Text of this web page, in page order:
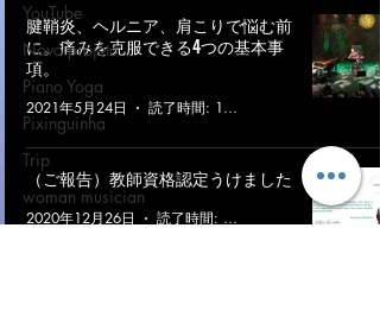
YouTube
Novo projeto
Piano Yoga
Pixinguinha
Trip
woman musician
腱鞘炎、ヘルニア、肩こりで悩む前
に。痛みを克服できる4つの基本事
項。
2021年5月24日 読了時間: 12分
（ご報告）教師資格認定うけました
2020年12月26日 読了時間: 3分